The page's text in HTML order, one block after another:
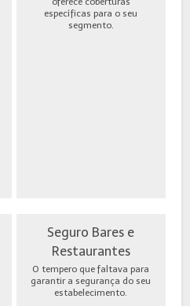
específicas para o seu
segmento.
Seguro Bares e
Restaurantes
O tempero que faltava para
garantir a segurança do seu
estabelecimento.